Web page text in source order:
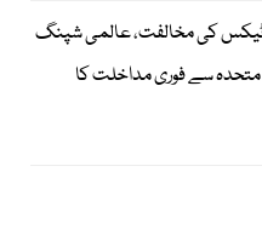
ٹیکس کی مخالفت، عالمی شپنگ
متحدہ سے فوری مداخلت کا